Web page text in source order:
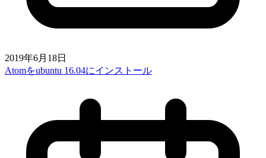
2019年6月18日
Atomをubuntu 16.04にインストール